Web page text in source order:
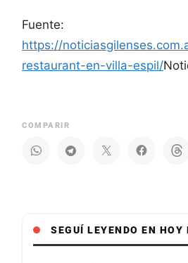
Fuente:
https://
restaurant-en-villa-espil/
COMPARIR
SEGUÍ LEYENDO EN HOY